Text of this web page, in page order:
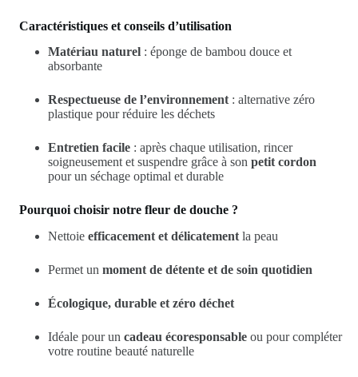
Caractéristiques et conseils d’utilisation
Matériau naturel : éponge de bambou douce et
absorbante
Respectueuse de l’environnement : alternative zéro
plastique pour réduire les déchets
Entretien facile : après chaque utilisation, rincer
soigneusement et suspendre grâce à son petit cordon
pour un séchage optimal et durable
Pourquoi choisir notre fleur de douche ?
Nettoie efficacement et délicatement la peau
Permet un moment de détente et de soin quotidien
Écologique, durable et zéro déchet
Idéale pour un cadeau écoresponsable ou pour compléter
votre routine beauté naturelle